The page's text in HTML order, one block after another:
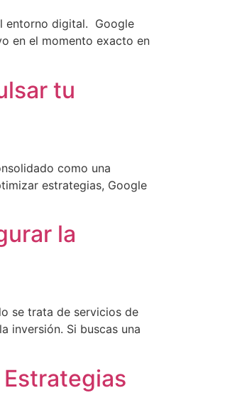
entorno digital. Google
en el momento exacto en
tu
como una
estrategias, Google
la
se trata de servicios de
inversión. Si buscas una